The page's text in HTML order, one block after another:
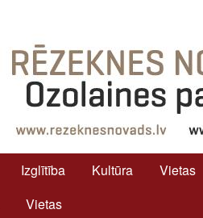
Izglītība Kultūra
Vietas
Vietas